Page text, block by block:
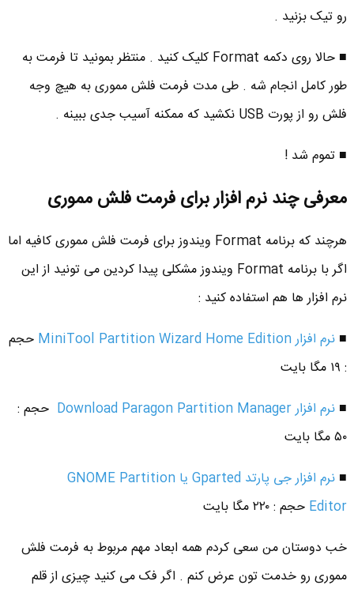
رو تیک بزنید .
■ حالا روی دکمه Format کلیک کنید . منتظر بمونید تا فرمت به
طور کامل انجام شه . طی مدت فرمت فلش مموری به هیچ وجه
فلش رو از پورت USB نکشید که ممکنه آسیب جدی ببینه .
■ تموم شد !
معرفی چند نرم افزار برای فرمت فلش مموری
هرچند که برنامه Format ویندوز برای فرمت فلش مموری کافیه اما
اگر با برنامه Format ویندوز مشکلی پیدا کردین می تونید از این
نرم افزار ها هم استفاده کنید :
■ نرم افزار MiniTool Partition Wizard Home Edition
حجم
: ۱۹ مگا بایت
■ نرم افزار Download Paragon Partition Manager
حجم :
۵۰ مگا بایت
■
نرم افزار جی پارتد Gparted یا GNOME Partition
Editor حجم : ۲۲۰ مگا بایت
خب دوستان من سعی کردم همه ابعاد مهم مربوط به فرمت فلش
مموری رو خدمت تون عرض کنم . اگر فک می کنید چیزی از قلم